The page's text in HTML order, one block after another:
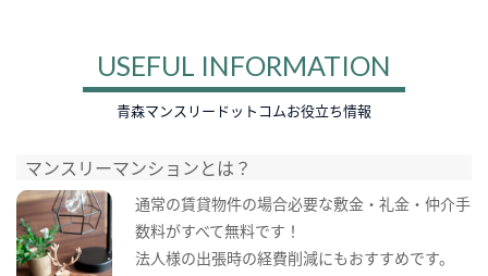
USEFUL INFORMATION
青森マンスリードットコムお役立ち情報
マンスリーマンションとは？
通常の賃貸物件の場合必要な敷金・礼金・仲介手
数料がすべて無料です！
法人様の出張時の経費削減にもおすすめです。